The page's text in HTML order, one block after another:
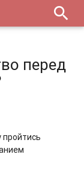
search
перед
пройтись